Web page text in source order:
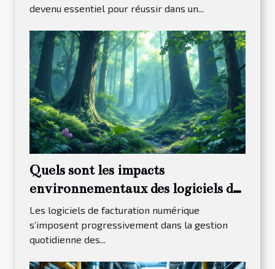
devenu essentiel pour réussir dans un...
Quels sont les impacts
environnementaux des logiciels de
facturation numérique ?
Les logiciels de facturation numérique
s’imposent progressivement dans la gestion
quotidienne des...